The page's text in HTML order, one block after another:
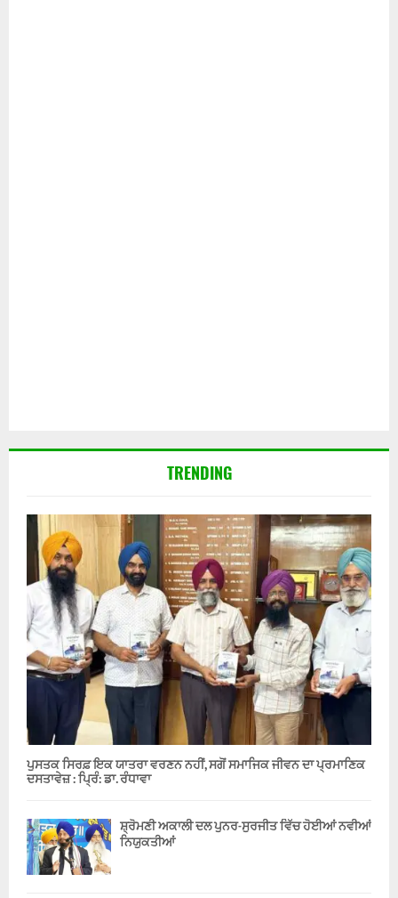
TRENDING
ਪੁਸਤਕ ਸਿਰਫ਼ ਇਕ ਯਾਤਰਾ ਵਰਣਨ ਨਹੀਂ, ਸਗੋਂ ਸਮਾਜਿਕ ਜੀਵਨ ਦਾ ਪ੍ਰਮਾਣਿਕ
ਦਸਤਾਵੇਜ਼ : ਪ੍ਰਿੰ: ਡਾ. ਰੰਧਾਵਾ
ਸ਼੍ਰੋਮਣੀ ਅਕਾਲੀ ਦਲ ਪੁਨਰ-ਸੁਰਜੀਤ ਵਿੱਚ ਹੋਈਆਂ ਨਵੀਆਂ
ਨਿਯੁਕਤੀਆਂ